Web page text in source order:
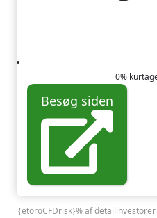
0%
Besøg siden
{etoroCFDrisk}% af